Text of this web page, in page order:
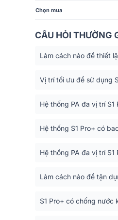
Chọn mua
CÂU HỎI THƯỜNG
Làm cách nào để thiết
Vị trí tối ưu để sử dụng
Hệ thống PA đa vị trí
Hệ thống S1 Pro+ có
Hệ thống PA đa vị trí
Làm cách nào để tận
S1 Pro+ có chống nước